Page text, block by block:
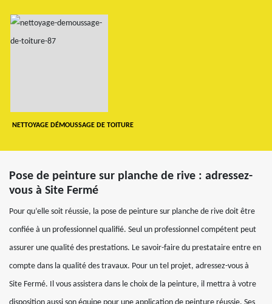
NETTOYAGE DÉMOUSSAGE DE TOITURE
Pose de peinture sur planche de rive : adressez-
vous à Site Fermé
Pour qu’elle soit réussie, la pose de peinture sur planche de rive doit être
confiée à un professionnel qualifié. Seul un professionnel compétent peut
assurer une qualité des prestations. Le savoir-faire du prestataire entre en
compte dans la qualité des travaux. Pour un tel projet, adressez-vous à
Site Fermé. Il vous assistera dans le choix de la peinture, il mettra à votre